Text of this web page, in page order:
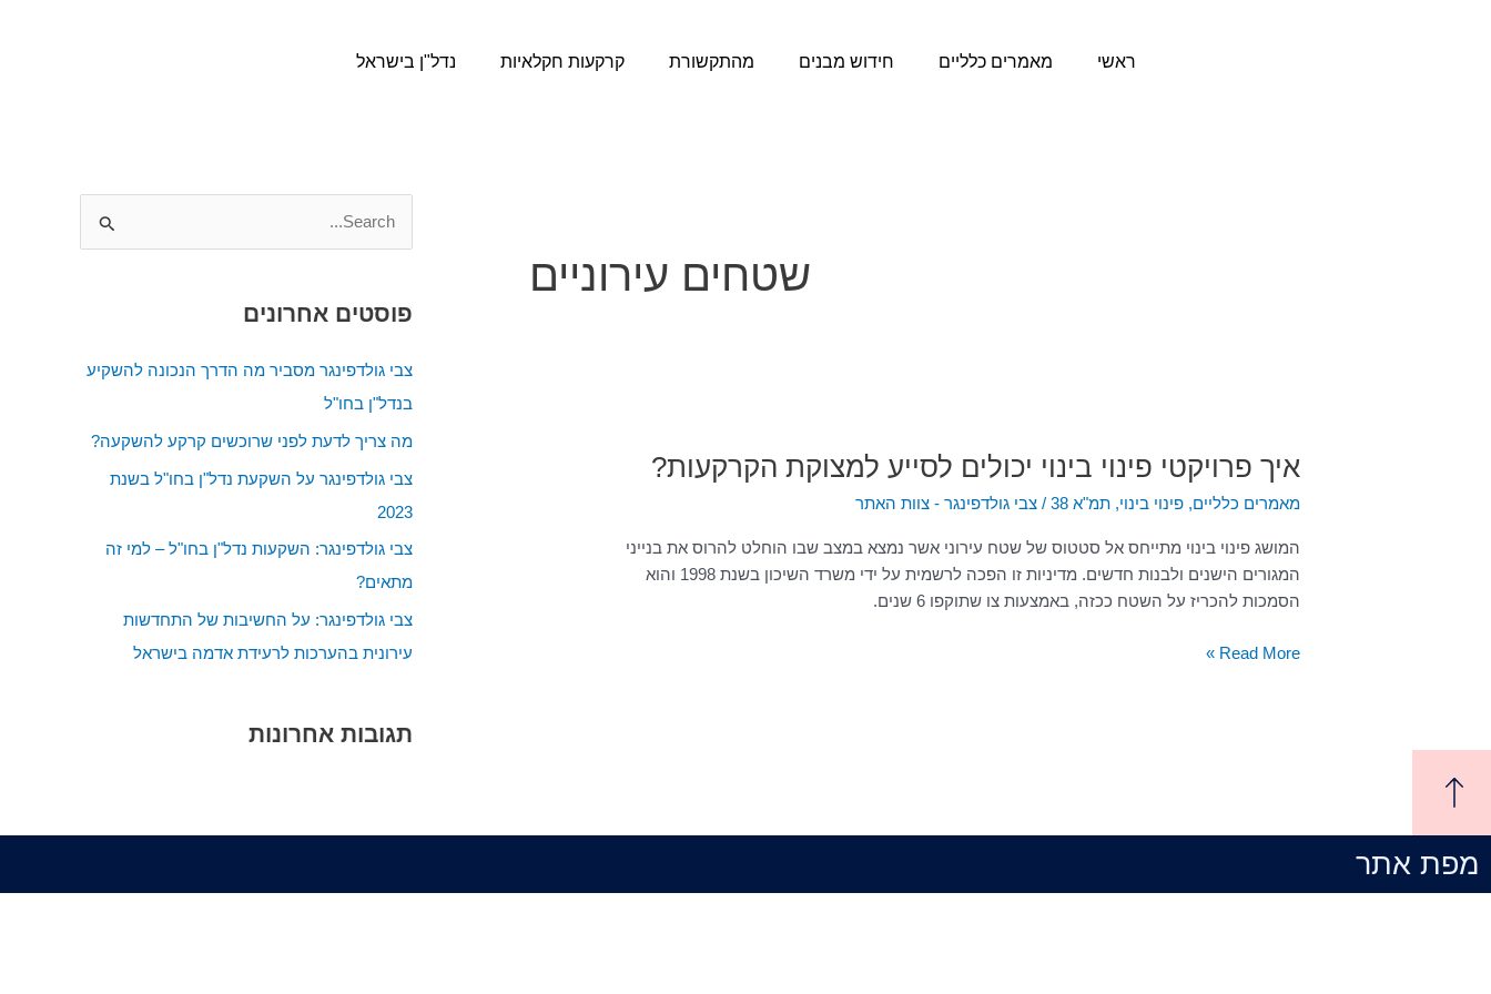
ראשי
מאמרים כלליים חידוש מבנים מהתקשורת קרקעות חקלאיות נדל"ן בישראל
שטחים עירוניים
איך פרויקטי פינוי בינוי יכולים לסייע למצוקת הקרקעות?
מאמרים כלליים,פינוי בינוי,תמ"א 38 /צבי גולדפינגר - צוות האתר
המושג פינוי בינוי מתייחס אל סטטוס של שטח עירוני אשר נמצא במצב שבו הוחלט להרוס את בנייני
המגורים הישנים ולבנות חדשים. מדיניות זו הפכה לרשמית על ידי משרד השיכון בשנת 1998 והוא
הסמכות להכריז על השטח ככזה, באמצעות צו שתוקפו 6 שנים.
איך
פרויקטי
פינוי
בינוי
יכולים
לסייע
הקרקעות?
Read More »
r
פוסטים אחרונים
צבי גולדפינגר מסביר מה הדרך הנכונה להשקיע
בנדל"ן בחו"ל
מה צריך לדעת לפני שרוכשים קרקע להשקעה?
צבי גולדפינגר על השקעת נדל"ן בחו"ל בשנת
2023
צבי גולדפינגר: השקעות נדל"ן בחו"ל – למי זה
מתאים?
צבי גולדפינגר: על החשיבות של התחדשות
עירונית בהערכות לרעידת אדמה בישראל
תגובות אחרונות
מפת אתר